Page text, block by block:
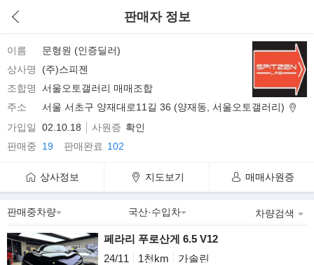
판매자 정보
이름
문형원 (인증딜러)
상사명
(주)스피젠
조합명
서울오토갤러리 매매조합
주소
서울 서초구 양재대로11길 36 (양재동, 서울오토갤러리)
가입일
02.10.18 사원증 확인
판매중
19 판매완료 102
상사정보 지도보기 매매사원증
차량검색
페라리 푸로산게 6.5 V12
24/11
1천km
가솔린